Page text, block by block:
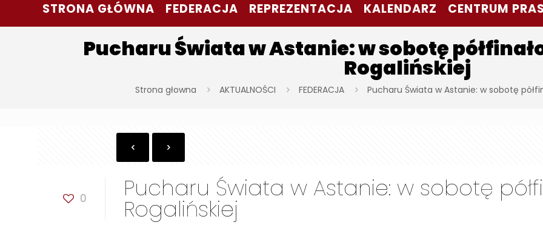
STRONA GŁÓWNA FEDERACJA REPREZENTACJA KALENDARZ CENTRUM
Pucharu Świata w Astanie: w sobotę
Rogalińskiej
Strona głowna AKTUALNOŚCI FEDERACJA Pucharu Świata w Astanie: w sobotę
0 Pucharu Świata w Astanie: w sobotę
Rogalińskiej